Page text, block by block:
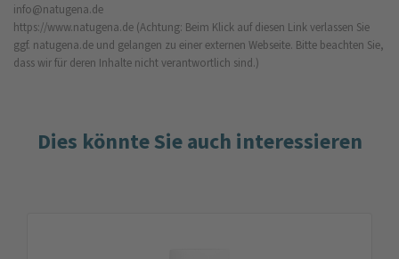
info@natugena.de
https://www.natugena.de (Achtung: Beim Klick auf diesen Link verlassen Sie
ggf. natugena.de und gelangen zu einer externen Webseite. Bitte beachten Sie,
dass wir für deren Inhalte nicht verantwortlich sind.)
Dies könnte Sie auch interessieren